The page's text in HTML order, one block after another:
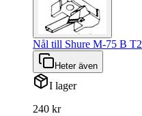
Nål till Shure M-75 B T2
Heter även
I lager
240 kr